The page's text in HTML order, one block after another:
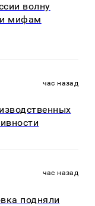
волну
и мифам
час назад
час назад
подняли